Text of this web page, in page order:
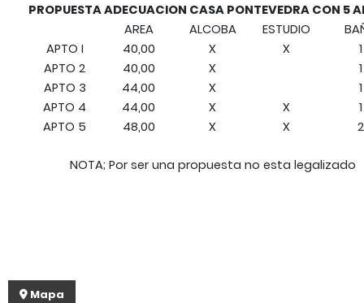
PROPUESTA ADECUACION CASA PONTEVEDRA CON 5
AREA
ALCOBA ESTUDIO
APTO I
40,00 X X
1
APTO 2
40,00 X
1
APTO 3
44,00 X
1
APTO 4
44,00 X X
1
APTO 5
48,00 X X 2
NOTA; Por ser una propuesta no esta legalizado
Mapa